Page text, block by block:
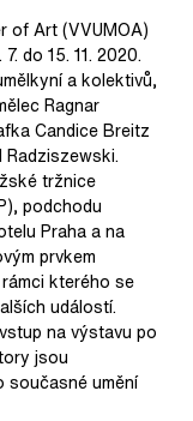
of Art (VVUMOA)
do 15. 11. 2020.
a kolektivů,
Ragnar
Candice Breitz
tržnice
podchodu
Praha a na
prvkem
kterého se
událostí.
na výstavu po
jsou
současné umění